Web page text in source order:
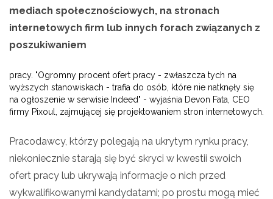
mediach społecznościowych, na stronach
internetowych firm lub innych forach związanych z
poszukiwaniem
pracy. "Ogromny procent ofert pracy - zwłaszcza tych na
wyższych stanowiskach - trafia do osób, które nie natknęły się
na ogłoszenie w serwisie Indeed" - wyjaśnia Devon Fata, CEO
firmy Pixoul, zajmującej się projektowaniem stron internetowych.
Pracodawcy, którzy polegają na ukrytym rynku pracy,
niekoniecznie starają się być skryci w kwestii swoich
ofert pracy lub ukrywają informacje o nich przed
wykwalifikowanymi kandydatami; po prostu mogą mieć